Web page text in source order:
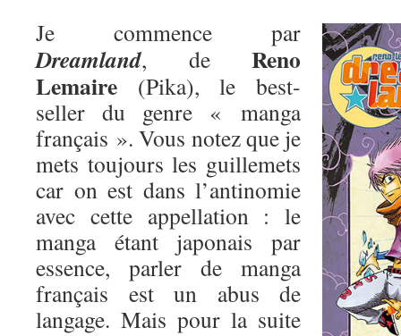
Je commence par
Dreamland, de Reno
Lemaire (Pika), le best-
seller du genre « manga
français ». Vous notez que je
mets toujours les guillemets
car on est dans l’antinomie
avec cette appellation : le
manga étant japonais par
essence, parler de manga
français est un abus de
langage. Mais pour la suite